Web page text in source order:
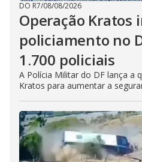
DO R7/08/08/2026
Operação Kratos
policiamento no
1.700 policiais
A Polícia Militar do DF lança a
Kratos para aumentar a